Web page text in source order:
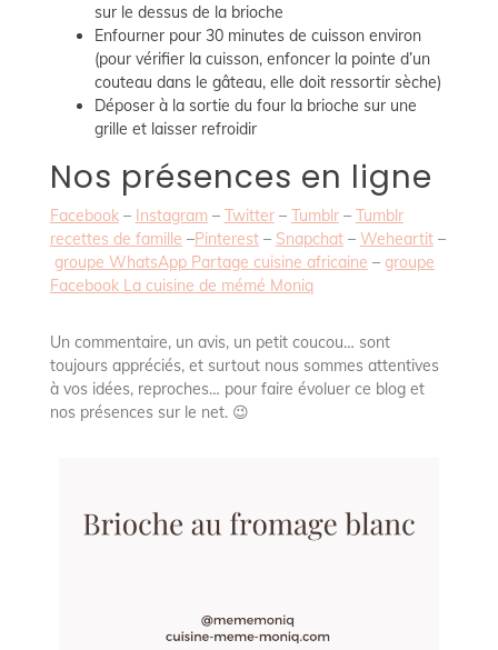
sur le dessus de la brioche
Enfourner pour 30 minutes de cuisson environ
(pour vérifier la cuisson, enfoncer la pointe d’un
couteau dans le gâteau, elle doit ressortir sèche)
Déposer à la sortie du four la brioche sur une
grille et laisser refroidir
Nos présences en ligne
Facebook– Instagram – Twitter– Tumblr– Tumblr
recettes de famille –Pinterest– Snapchat– Weheartit–
groupe WhatsApp Partage cuisine africaine – groupe
Facebook La cuisine de mémé Moniq
Un commentaire, un avis, un petit coucou… sont
toujours appréciés, et surtout nous sommes attentives
à vos idées, reproches… pour faire évoluer ce blog et
nos présences sur le net. 😉